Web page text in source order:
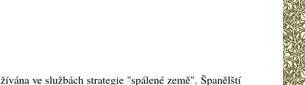
ve službách strategie "spálené země". Španělští